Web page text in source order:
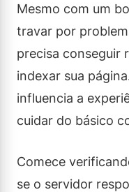
Mesmo com um
travar por
precisa conseguir
indexar sua
influencia a
cuidar do básico
Comece
se o servidor